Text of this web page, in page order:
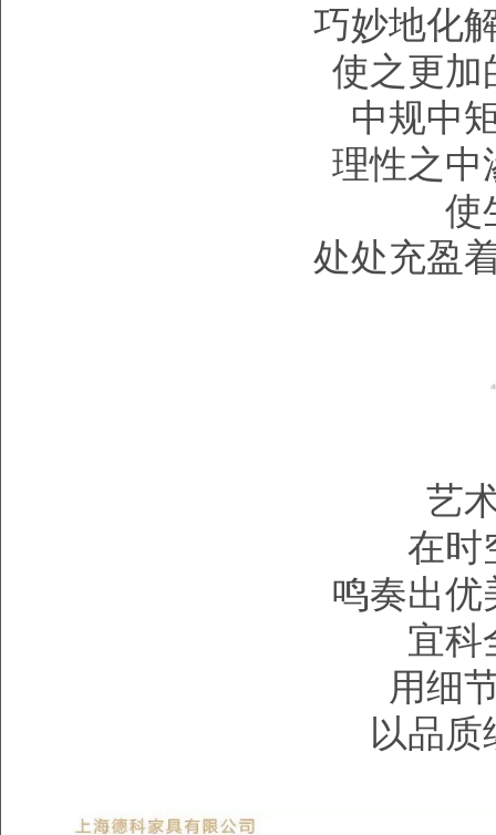
巧妙地化
使之更加
中规中
理性之中
使
处处充盈
艺
在时
鸣奏出优
宜科
用细
以品